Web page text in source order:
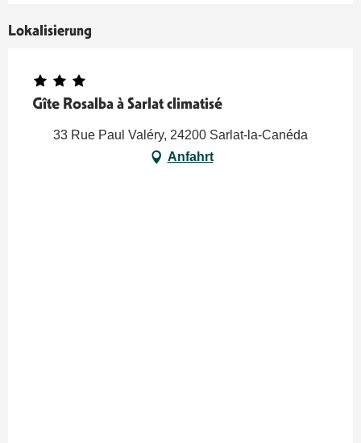
Lokalisierung
Gîte Rosalba à Sarlat climatisé
33 Rue Paul Valéry, 24200 Sarlat-la-Canéda
Anfahrt